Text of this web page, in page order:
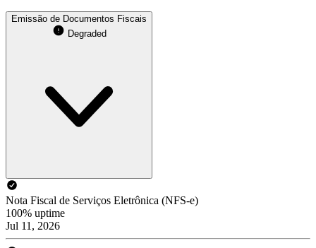
Emissão de Documentos Fiscais
Degraded
Nota Fiscal de Serviços Eletrônica (NFS-e)
100% uptime
Jul 11, 2026